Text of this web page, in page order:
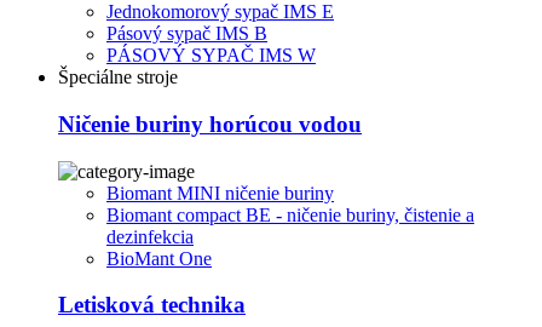
Jednokomorový sypač IMS E
Pásový sypač IMS B
PÁSOVÝ SYPAČ IMS W
Špeciálne stroje
Ničenie buriny horúcou vodou
Biomant MINI ničenie buriny
Biomant compact BE - ničenie buriny, čistenie a
dezinfekcia
BioMant One
Letisková technika